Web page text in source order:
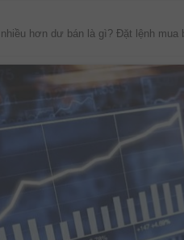
hơn dư bán là gì? Đặt lệnh mua